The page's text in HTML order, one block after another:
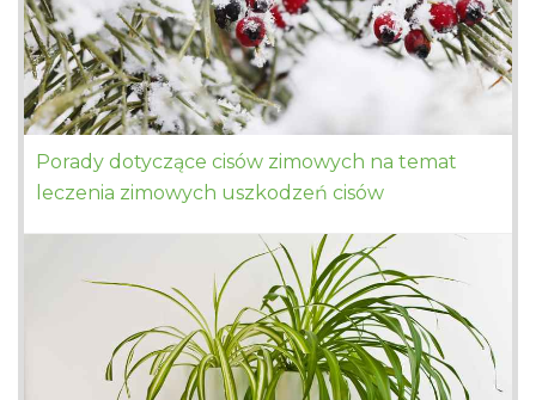
Porady dotyczące cisów zimowych na temat
leczenia zimowych uszkodzeń cisów